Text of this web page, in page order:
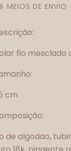
MEIOS DE ENVIO
fio mesclado
cm
de algodao,